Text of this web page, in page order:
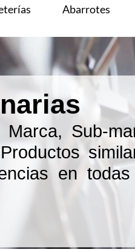
Sub-
en
Abarrotes